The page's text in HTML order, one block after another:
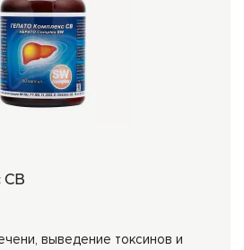
СВ
выведение токсинов и